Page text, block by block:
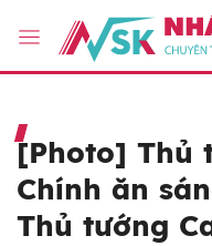
[Photo] Thủ
Chính ăn
Thủ tướng